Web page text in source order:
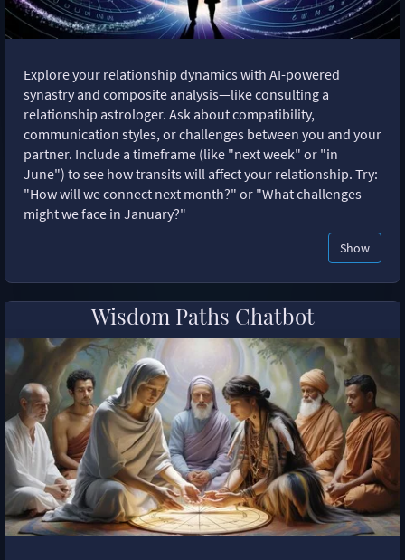
Explore your relationship dynamics with AI-powered
synastry and composite analysis—like consulting a
relationship astrologer. Ask about compatibility,
communication styles, or challenges between you and your
partner. Include a timeframe (like "next week" or "in
June") to see how transits will affect your relationship. Try:
"How will we connect next month?" or "What challenges
might we face in January?"
Show
Wisdom Paths Chatbot